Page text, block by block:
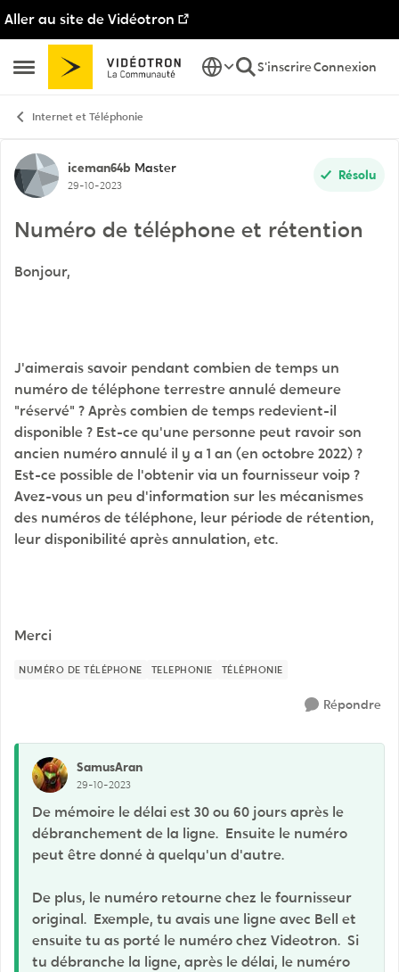
Aller au site de Vidéotron
Ouvrir Menu Latéral
Passer au contenu
S'inscrireConnexion
Internet et Téléphonie
Discussion de forum
iceman64b Master
29-10-2023
Résolu
Numéro de téléphone et rétention
Bonjour,
J'aimerais savoir pendant combien de temps un
numéro de téléphone terrestre annulé demeure
"réservé" ? Après combien de temps redevient-il
disponible ? Est-ce qu'une personne peut ravoir son
ancien numéro annulé il y a 1 an (en octobre 2022) ?
Est-ce possible de l'obtenir via un fournisseur voip ?
Avez-vous un peu d'information sur les mécanismes
des numéros de téléphone, leur période de rétention,
leur disponibilité après annulation, etc.
Merci
NUMÉRO DE TÉLÉPHONE TELEPHONIE TÉLÉPHONIE
Répondre
SamusAran
29-10-2023
De mémoire le délai est 30 ou 60 jours après le
débranchement de la ligne. Ensuite le numéro
peut être donné à quelqu'un d'autre.
De plus, le numéro retourne chez le fournisseur
original. Exemple, tu avais une ligne avec Bell et
ensuite tu as porté le numéro chez Videotron. Si
tu débranche la ligne, après le délai, le numéro